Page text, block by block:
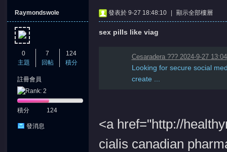
Raymondswole
0
主題
7
回帖
124
積分
註冊會員
積分 124
發消息
發表於 9-27 18:48:10 顯示全部樓層
sex pills like viag
Cesaradera ??? 2024-9-27 13:04
Looking for secure social
create ...
<a href="http://
cialis canadian